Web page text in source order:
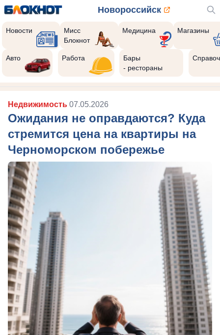
Новороссийск
Новости
Мисс
Блокнот
Медицина Магазины
Авто Работа
Бары
- рестораны
Недвижимость 07.05.2026
Ожидания не оправдаются? Куда
стремится цена на квартиры на
Черноморском побережье